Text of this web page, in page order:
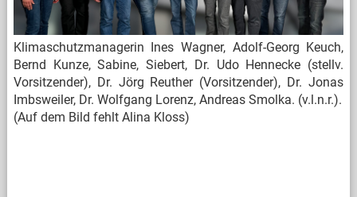
Klimaschutzmanagerin Ines Wagner, Adolf-Georg Keuch,
Bernd Kunze, Sabine, Siebert, Dr. Udo Hennecke (stellv.
Vorsitzender), Dr. Jörg Reuther (Vorsitzender), Dr. Jonas
Imbsweiler, Dr. Wolfgang Lorenz, Andreas Smolka. (v.l.n.r.).
(Auf dem Bild fehlt Alina Kloss)